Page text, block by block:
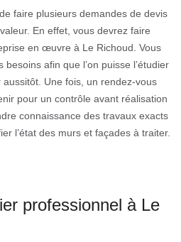
faire plusieurs demandes de devis
En effet, vous devrez faire
en œuvre à Le Richoud. Vous
besoins afin que l’on puisse l’étudier
Une fois, un rendez-vous
pour un contrôle avant réalisation
connaissance des travaux exacts
l’état des murs et façades à traiter.
professionnel à Le